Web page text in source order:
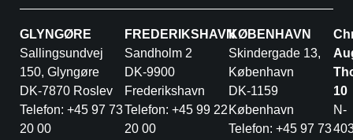
GLYNGØRE
Sallingsundvej
150, Glyngøre
DK-7870 Roslev
Telefon: +45 97 73
20 00
FREDERIKSHAVN
Sandholm 2
DK-9900
Frederikshavn
Telefon: +45 99 22
20 00
KØBENHAVN
Skindergade 13,
København
DK-1159
København
Telefon: +45 97 73
10
N-